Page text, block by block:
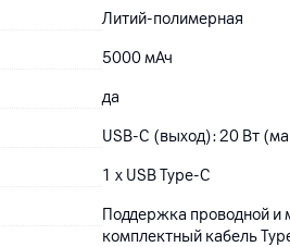
Литий-полимерная
5000мАч
да
USB-C (выход): 20 Вт
1 x USB Type-C
Поддержка проводной и
комплектный кабель